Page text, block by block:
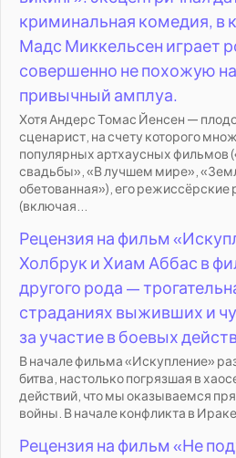
криминальная комедия, в
Мадс Миккельсен играет
совершенно не похожую на
привычный амплуа.
Хотя Андерс Томас Йенсен —
сценарист, на счету которого
популярных артхаусных фильмов
свадьбы», «В лучшем мире»,
обетованная»), его режиссёрские
(включая...
Рецензия на фильм
Холбрук и Хиам Аббас в
другого рода —
страданиях выживших и
за участие в боевых
В начале фильма «Искупление»
битва, настолько погрязшая в
действий, что мы оказываемся
войны. В начале конфликта в Ираке
Рецензия на фильм «Не